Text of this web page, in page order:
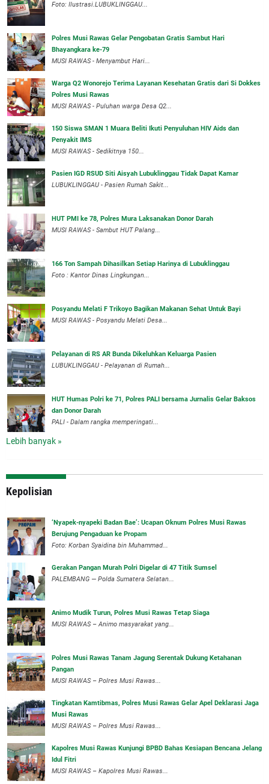
Foto: Ilustrasi.LUBUKLINGGAU...
Polres Musi Rawas Gelar Pengobatan Gratis Sambut Hari
Bhayangkara ke-79
MUSI RAWAS - Menyambut Hari...
Warga Q2 Wonorejo Terima Layanan Kesehatan Gratis dari Si Dokkes
Polres Musi Rawas
MUSI RAWAS - Puluhan warga Desa Q2...
150 Siswa SMAN 1 Muara Beliti Ikuti Penyuluhan HIV Aids dan
Penyakit IMS
MUSI RAWAS - Sedikitnya 150...
Pasien IGD RSUD Siti Aisyah Lubuklinggau Tidak Dapat Kamar
LUBUKLINGGAU - Pasien Rumah Sakit...
HUT PMI ke 78, Polres Mura Laksanakan Donor Darah
MUSI RAWAS - Sambut HUT Palang...
166 Ton Sampah Dihasilkan Setiap Harinya di Lubuklinggau
Foto : Kantor Dinas Lingkungan...
Posyandu Melati F Trikoyo Bagikan Makanan Sehat Untuk Bayi
MUSI RAWAS - Posyandu Melati Desa...
Pelayanan di RS AR Bunda Dikeluhkan Keluarga Pasien
LUBUKLINGGAU - Pelayanan di Rumah...
HUT Humas Polri ke 71, Polres PALI bersama Jurnalis Gelar Baksos
dan Donor Darah
PALI - Dalam rangka memperingati...
Lebih banyak »
Kepolisian
‘Nyapek-nyapeki Badan Bae’: Ucapan Oknum Polres Musi Rawas
Berujung Pengaduan ke Propam
Foto: Korban Syaidina bin Muhammad...
Gerakan Pangan Murah Polri Digelar di 47 Titik Sumsel
PALEMBANG — Polda Sumatera Selatan...
Animo Mudik Turun, Polres Musi Rawas Tetap Siaga
MUSI RAWAS – Animo masyarakat yang...
Polres Musi Rawas Tanam Jagung Serentak Dukung Ketahanan
Pangan
MUSI RAWAS – Polres Musi Rawas...
Tingkatan Kamtibmas, Polres Musi Rawas Gelar Apel Deklarasi Jaga
Musi Rawas
MUSI RAWAS – Polres Musi Rawas...
Kapolres Musi Rawas Kunjungi BPBD Bahas Kesiapan Bencana Jelang
Idul Fitri
MUSI RAWAS – Kapolres Musi Rawas...